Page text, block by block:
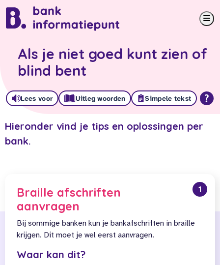
Als je niet goed kunt zien of
blind bent
Lees voor Uitleg woorden Simpele tekst
Hieronder vind je tips en oplossingen per
bank.
1
Braille afschriften
aanvragen
Bij sommige banken kun je bankafschriften in braille
krijgen. Dit moet je wel eerst aanvragen.
Waar kan dit?